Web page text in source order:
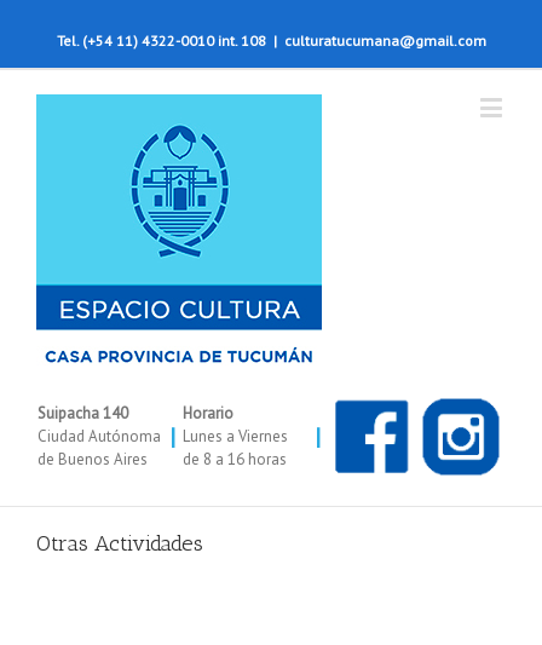
Tel. (+54 11) 4322-0010 int. 108 | culturatucumana@gmail.com
Suipacha 140
Ciudad Autónoma
de Buenos Aires
|
Horario
Lunes a Viernes
de 8 a 16 horas
|
Otras Actividades